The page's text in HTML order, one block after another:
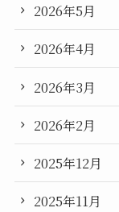
2026年5月
2026年4月
2026年3月
2026年2月
2025年12月
2025年11月